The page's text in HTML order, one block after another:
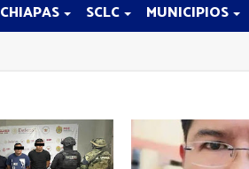
CHIAPAS SCLC MUNICIPIOS